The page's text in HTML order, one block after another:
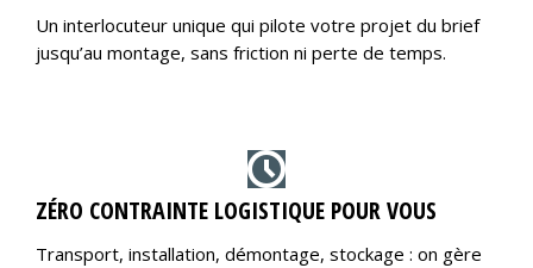
Un interlocuteur unique qui pilote votre projet du brief
jusqu’au montage, sans friction ni perte de temps.
ZÉRO CONTRAINTE LOGISTIQUE POUR VOUS
Transport, installation, démontage, stockage : on gère